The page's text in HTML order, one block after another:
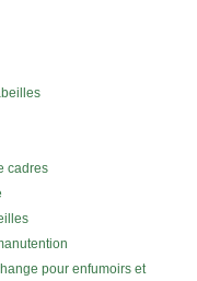
cadres
pour enfumoirs et